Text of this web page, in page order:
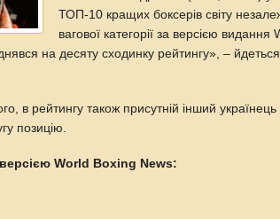
ТОП-10 кращих боксерів світу
вагової категорії за версією видання
на десяту сходинку рейтингу», – йдеться
в рейтингу також присутній інший
позицію.
World Boxing News: